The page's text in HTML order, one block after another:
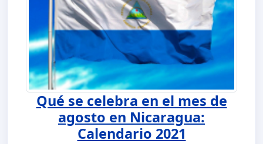
Qué se celebra en el mes de
agosto en Nicaragua:
Calendario 2021